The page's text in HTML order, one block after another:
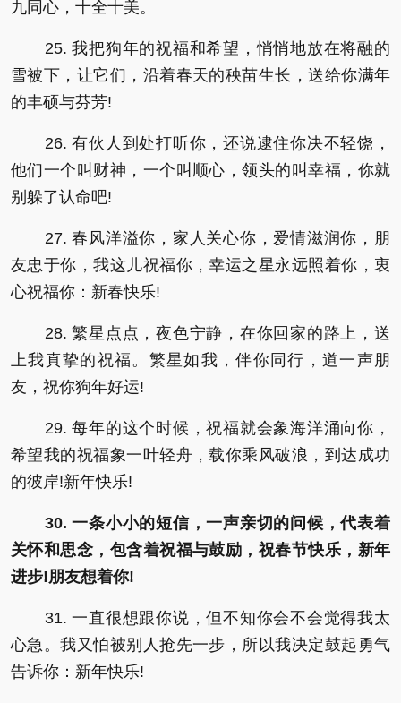
九同心，十全十美。
25. 我把狗年的祝福和希望，悄悄地放在将融的
雪被下，让它们，沿着春天的秧苗生长，送给你满年
的丰硕与芬芳!
26. 有伙人到处打听你，还说逮住你决不轻饶，
他们一个叫财神，一个叫顺心，领头的叫幸福，你就
别躲了认命吧!
27. 春风洋溢你，家人关心你，爱情滋润你，朋
友忠于你，我这儿祝福你，幸运之星永远照着你，衷
心祝福你：新春快乐!
28. 繁星点点，夜色宁静，在你回家的路上，送
上我真挚的祝福。繁星如我，伴你同行，道一声朋
友，祝你狗年好运!
29. 每年的这个时候，祝福就会象海洋涌向你，
希望我的祝福象一叶轻舟，载你乘风破浪，到达成功
的彼岸!新年快乐!
30. 一条小小的短信，一声亲切的问候，代表着
关怀和思念，包含着祝福与鼓励，祝春节快乐，新年
进步!朋友想着你!
31. 一直很想跟你说，但不知你会不会觉得我太
心急。我又怕被别人抢先一步，所以我决定鼓起勇气
告诉你：新年快乐!